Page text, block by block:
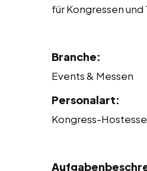
für Kongressen und
Branche:
Events & Messen
Personalart:
Kongress-